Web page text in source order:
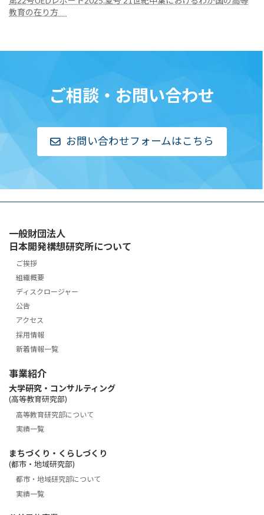
教育の在り方
ご相談・お問い合わせ
お問い合わせフォームはこちら
一般財団法人
日本開発構想研究所について
ご挨拶
組織概要
ディスクロージャー
公告
アクセス
採用情報
新着情報一覧
事業紹介
大学研究・コンサルティング
(高等教育研究部)
高等教育研究部について
実績一覧
まちづくり・くらしづくり
(都市・地域研究部)
都市・地域研究部について
実績一覧